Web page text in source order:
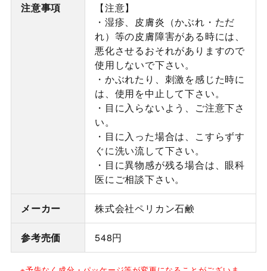
注意事項
【注意】
・湿疹、皮膚炎（かぶれ・ただ
れ）等の皮膚障害がある時には、
悪化させるおそれがありますので
使用しないで下さい。
・かぶれたり、刺激を感じた時に
は、使用を中止して下さい。
・目に入らないよう、ご注意下さ
い。
・目に入った場合は、こすらずす
ぐに洗い流して下さい。
・目に異物感が残る場合は、眼科
医にご相談下さい。
メーカー 株式会社ペリカン石鹸
参考売価 548円